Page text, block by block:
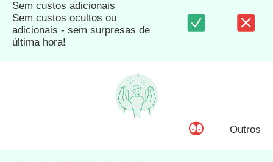
Sem custos adicionais
Sem custos ocultos ou
adicionais - sem surpresas de
última hora!
Outros